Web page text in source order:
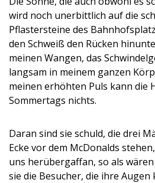
wird noch unerbittlich auf die
Pflastersteine des
den Schweiß den Rücken
meinen Wangen, das
langsam in meinem ganzen
meinen erhöhten Puls kann die
Sommertags nichts.
Daran sind sie schuld, die drei
Ecke vor dem McDonalds
uns herübergaffan, so als
sie die Besucher, die ihre Augen